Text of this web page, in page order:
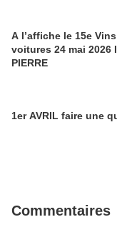
A l’affiche le 15e Vins et vieilles
voitures 24 mai 2026 ISLE SAINT
PIERRE
1er AVRIL faire une
Commentaires